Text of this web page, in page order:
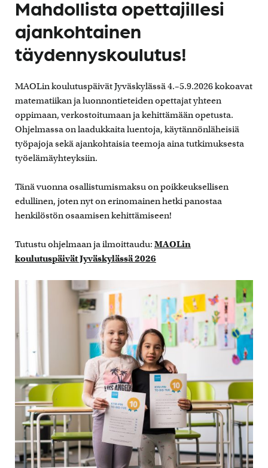
Mahdollista opettajillesi
ajankohtainen
täydennyskoulutus!
MAOLin koulutuspäivät Jyväskylässä 4.–5.9.2026 kokoavat
matematiikan ja luonnontieteiden opettajat yhteen
oppimaan, verkostoitumaan ja kehittämään opetusta.
Ohjelmassa on laadukkaita luentoja, käytännönläheisiä
työpajoja sekä ajankohtaisia teemoja aina tutkimuksesta
työelämäyhteyksiin.
Tänä vuonna osallistumismaksu on poikkeuksellisen
edullinen, joten nyt on erinomainen hetki panostaa
henkilöstön osaamisen kehittämiseen!
Tutustu ohjelmaan ja ilmoittaudu: MAOLin
koulutuspäivät Jyväskylässä 2026